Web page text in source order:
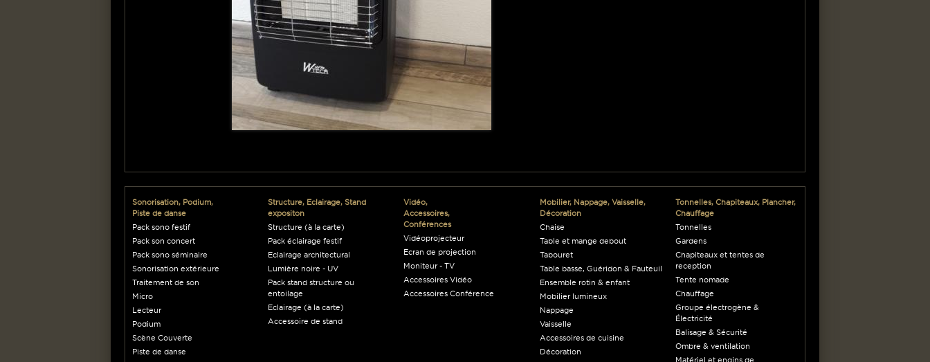
Sonorisation, Podium,
Piste de danse
Pack sono festif
Pack son concert
Pack sono séminaire
Sonorisation extérieure
Traitement de son
Micro
Lecteur
Podium
Scène Couverte
Piste de danse
Structure, Eclairage, Stand
expositon
Structure (à la carte)
Pack éclairage festif
Eclairage architectural
Lumière noire - UV
Pack stand structure ou
entoilage
Eclairage (à la carte)
Accessoire de stand
Vidéo,
Accessoires,
Conférences
Vidéoprojecteur
Ecran de projection
Moniteur - TV
Accessoires Vidéo
Accessoires Conférence
Mobilier, Nappage, Vaisselle,
Décoration
Chaise
Table et mange debout
Tabouret
Table basse, Guéridon & Fauteuil
Ensemble rotin & enfant
Mobilier lumineux
Nappage
Vaisselle
Accessoires de cuisine
Décoration
Tonnelles, Chapiteaux, Plancher,
Chauffage
Tonnelles
Gardens
Chapiteaux et tentes de
reception
Tente nomade
Chauffage
Groupe électrogène &
Électricité
Balisage & Sécurité
Ombre & ventilation
Matériel et engins de